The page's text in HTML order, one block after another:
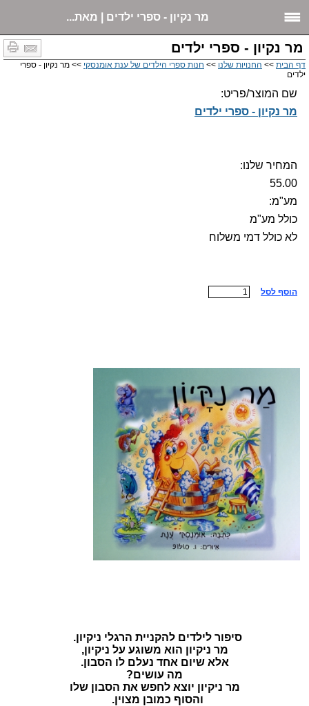
מר נקיון - ספרי ילדים | מאת...
מר נקיון - ספרי ילדים
דף הבית >> החנויות שלנו >> חנות ספרי הילדים של ענת אומנסקי >> מר נקיון - ספרי
ילדים
שם המוצר/פריט:
מר נקיון - ספרי ילדים
המחיר שלנו:
55.00
מע"מ:
כולל מע"מ
לא כולל דמי משלוח
הוסף לסל
סיפור לילדים להקניית הרגלי ניקיון.
מר ניקיון הוא משוגע על ניקיון,
אלא שיום אחד נעלם לו הסבון.
מה עושים?
מר ניקיון יוצא לחפש את הסבון שלו
והסוף כמובן מצוין.